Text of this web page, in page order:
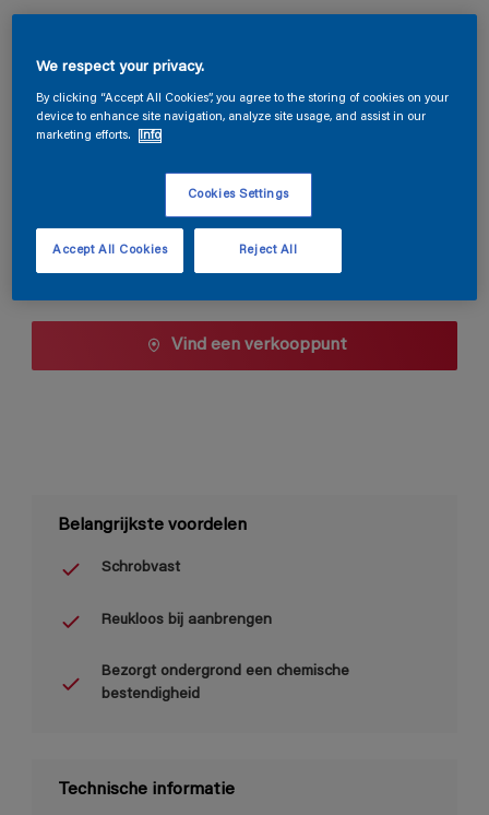
Verpakkingsgrootte
Aantal
Vind een verkooppunt
Belangrijkste voordelen
Schrobvast
Reukloos bij aanbrengen
Bezorgt ondergrond een chemische
bestendigheid
Technische informatie
We respect your privacy.
By clicking “Accept All Cookies”, you agree to the storing of cookies on your
device to enhance site navigation, analyze site usage, and assist in our
marketing efforts.
Info
Cookies Settings
Reject All
Accept All Cookies